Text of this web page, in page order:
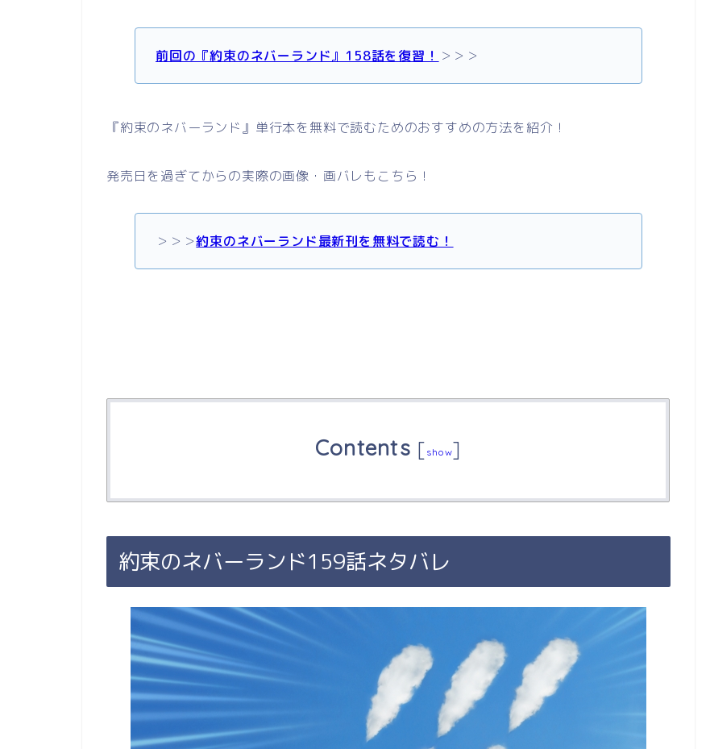
前回の『約束のネバーランド』158話を復習！ ＞＞＞
『約束のネバーランド』単行本を無料で読むためのおすすめの方法を紹介！
発売日を過ぎてからの実際の画像・画バレもこちら！
＞＞＞約束のネバーランド最新刊を無料で読む！
Contents [ show]
約束のネバーランド159話ネタバレ